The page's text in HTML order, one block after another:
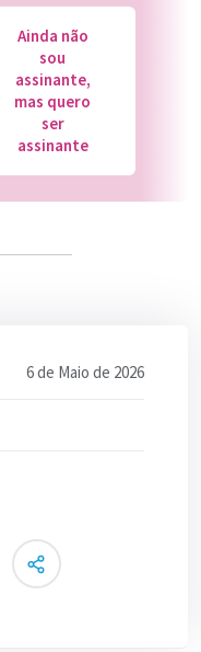
Ainda não
sou
assinante,
mas quero
ser
assinante
6 de Maio de 2026